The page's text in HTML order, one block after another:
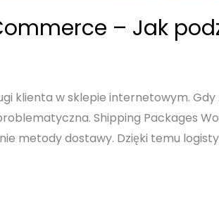
– Jak
klienta w sklepie internetowym.
Shipping Packages
metody dostawy. Dzięki temu